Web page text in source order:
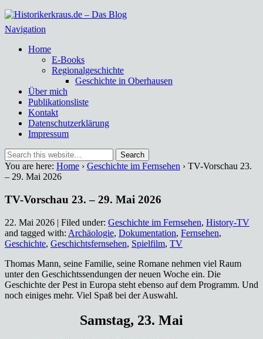
Historikerkraus.de – Das Blog
Historische Miszellen – nicht nur aus dem Ruhrgebiet
Navigation
Home
E-Books
Regionalgeschichte
Geschichte in Oberhausen
Über mich
Publikationsliste
Kontakt
Datenschutzerklärung
Impressum
You are here: Home › Geschichte im Fernsehen › TV-Vorschau 23.
– 29. Mai 2026
TV-Vorschau 23. – 29. Mai 2026
22. Mai 2026 | Filed under: Geschichte im Fernsehen, History-TV
and tagged with: Archäologie, Dokumentation, Fernsehen,
Geschichte, Geschichtsfernsehen, Spielfilm, TV
Thomas Mann, seine Familie, seine Romane nehmen viel Raum
unter den Geschichtssendungen der neuen Woche ein. Die
Geschichte der Pest in Europa steht ebenso auf dem Programm. Und
noch einiges mehr. Viel Spaß bei der Auswahl.
Samstag, 23. Mai